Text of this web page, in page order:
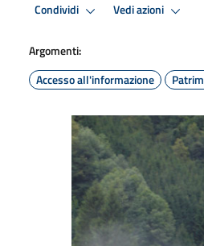
Condividi Vedi azioni
Argomenti:
Accesso all'informazione